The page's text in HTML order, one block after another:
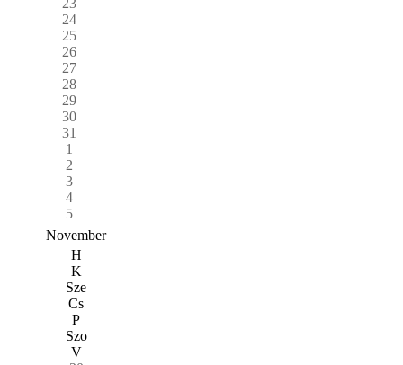
24
25
26
27
28
29
30
31
1
2
3
4
5
November
H
K
Sze
Cs
P
Szo
V